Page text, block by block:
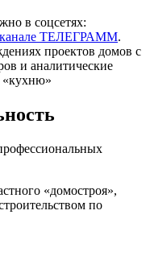
в соцсетях:
канале ТЕЛЕГРАММ.
проектов домов с
и аналитические
«кухню»
«домостроя»,
по